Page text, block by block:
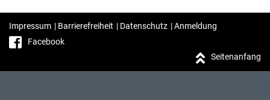
Impressum | Barrierefreiheit | Datenschutz |Anmeldung
Facebook
Seitenanfang